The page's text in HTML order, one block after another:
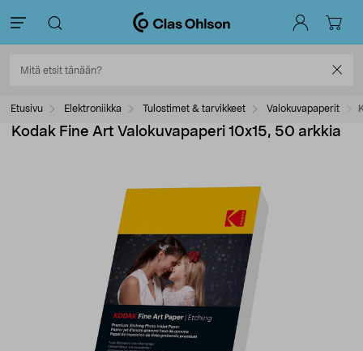
Etusivu Elektroniikka Tulostimet & tarvikkeet Valokuvapaperit
Kodak Fine Art Valokuvapaperi 10x15, 50 arkkia